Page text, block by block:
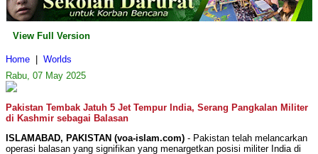
View Full Version
Home
Worlds
Rabu, 07 May 2025
Pakistan Tembak Jatuh 5 Jet Tempur India, Serang Pangkalan Militer
di Kashmir sebagai Balasan
ISLAMABAD, PAKISTAN (voa-islam.com) - Pakistan telah melancarkan
operasi balasan yang signifikan yang menargetkan posisi militer India di